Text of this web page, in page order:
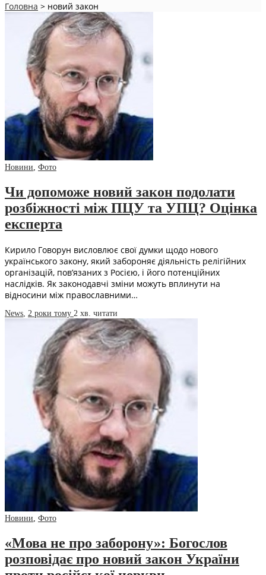
Головна > новий закон
Новини, Фото
Чи допоможе новий закон подолати
розбіжності між ПЦУ та УПЦ? Оцінка
експерта
Кирило Говорун висловлює свої думки щодо нового
українського закону, який забороняє діяльність релігійних
організацій, пов’язаних з Росією, і його потенційних
наслідків. Як законодавчі зміни можуть вплинути на
відносини між православними…
News, 2 роки тому 2 хв. читати
Новини, Фото
«Мова не про заборону»: Богослов
розповідає про новий закон України